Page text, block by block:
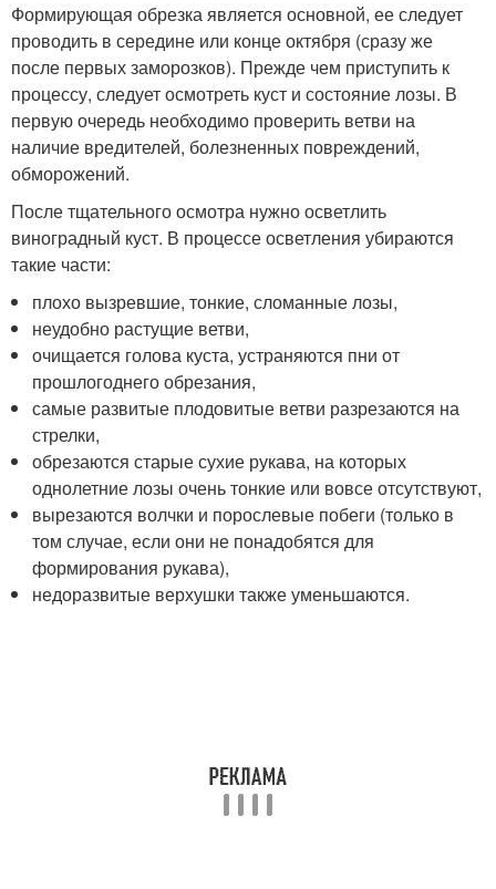
Формирующая обрезка является основной, ее следует
проводить в середине или конце октября (сразу же
после первых заморозков). Прежде чем приступить к
процессу, следует осмотреть куст и состояние лозы. В
первую очередь необходимо проверить ветви на
наличие вредителей, болезненных повреждений,
обморожений.
После тщательного осмотра нужно осветлить
виноградный куст. В процессе осветления убираются
такие части:
плохо вызревшие, тонкие, сломанные лозы,
неудобно растущие ветви,
очищается голова куста, устраняются пни от
прошлогоднего обрезания,
самые развитые плодовитые ветви разрезаются на
стрелки,
обрезаются старые сухие рукава, на которых
однолетние лозы очень тонкие или вовсе отсутствуют,
вырезаются волчки и порослевые побеги (только в
том случае, если они не понадобятся для
формирования рукава),
недоразвитые верхушки также уменьшаются.